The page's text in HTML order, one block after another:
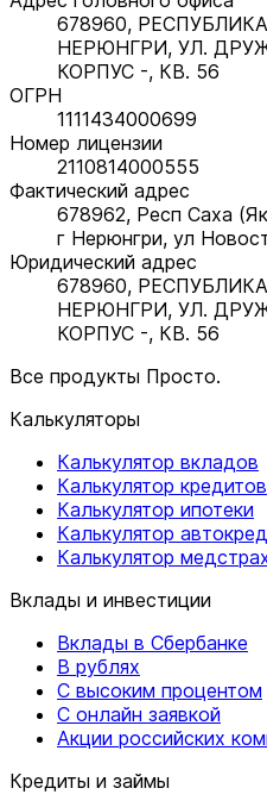
678960,
НЕРЮНГРИ, УЛ.
КОРПУС -, КВ. 56
ОГРН
1111434000699
Номер лицензии
2110814000555
Фактический адрес
678962, Респ Саха
г Нерюнгри, ул
Юридический адрес
678960,
НЕРЮНГРИ, УЛ.
КОРПУС -, КВ. 56
Все продукты Просто.
Калькуляторы
Калькулятор вкладов
Калькулятор кредитов
Калькулятор ипотеки
Калькулятор
Калькулятор
Вклады и инвестиции
Вклады в Сбербанке
В рублях
С высоким процентом
С онлайн заявкой
Акции российских
Кредиты и займы